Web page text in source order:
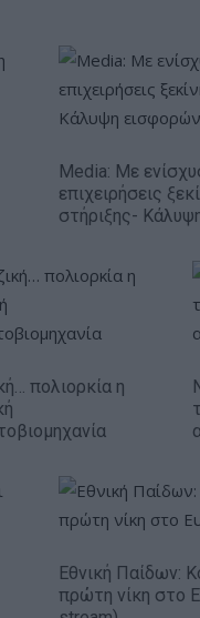
Media: Με
επιχειρήσεις
στήριξης-
πολιορκία η
Εθνική Παίδων:
πρώτη νίκη στο